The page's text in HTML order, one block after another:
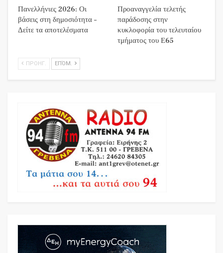
Πανελλήνιες 2026: Οι
βάσεις στη δημοσιότητα –
Δείτε τα αποτελέσματα
Προαναγγελία τελετής
παράδοσης στην
κυκλοφορία του τελευταίου
τμήματος του Ε65
ΠΡΟΗΓ. ΕΠΌΜ.